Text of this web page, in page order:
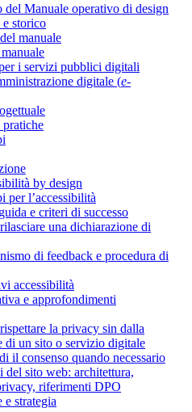
del Manuale operativo di design
e storico
manuale
i servizi pubblici digitali
digitale (e-
by design
per l’accessibilità
e criteri di successo
una dichiarazione di
di feedback e procedura di
accessibilità
e approfondimenti
la privacy sin dalla
di un sito o servizio digitale
il consenso quando necessario
del sito web: architettura,
riferimenti DPO
strategia